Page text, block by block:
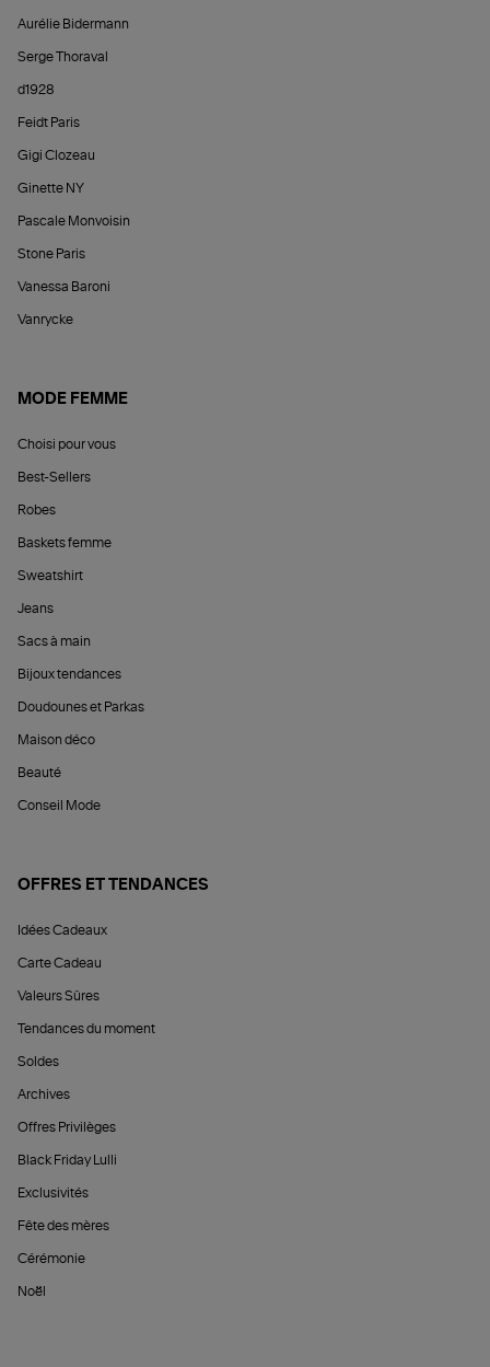
Aurélie Bidermann
Serge Thoraval
d1928
Feidt Paris
Gigi Clozeau
Ginette NY
Pascale Monvoisin
Stone Paris
Vanessa Baroni
Vanrycke
MODE FEMME
Choisi pour vous
Best-Sellers
Robes
Baskets femme
Sweatshirt
Jeans
Sacs à main
Bijoux tendances
Doudounes et Parkas
Maison déco
Beauté
Conseil Mode
OFFRES ET TENDANCES
Idées Cadeaux
Carte Cadeau
Valeurs Sûres
Tendances du moment
Soldes
Archives
Offres Privilèges
Black Friday Lulli
Exclusivités
Fête des mères
Cérémonie
Noël